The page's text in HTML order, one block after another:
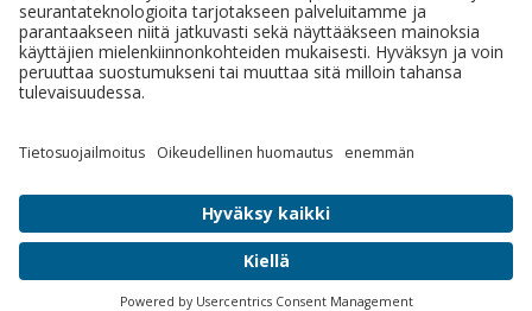
Yhteystiedot
Schaumann Finland Oy
Satulasepänkatu 12
+358 50 462 2877
Lähetä viesti.
© 2026 Schaumann Finland Oy